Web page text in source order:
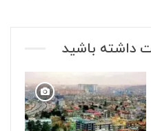
داشته باشید